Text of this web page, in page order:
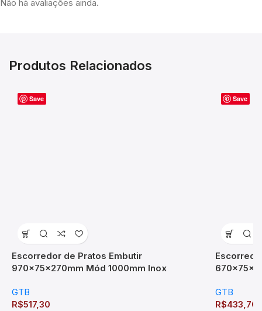
Não há avaliações ainda.
Produtos Relacionados
Save
Escorredor de Pratos Embutir
970x75x270mm Mód 1000mm Inox
GTB
R$517,30
Save
GTB
R$433,70